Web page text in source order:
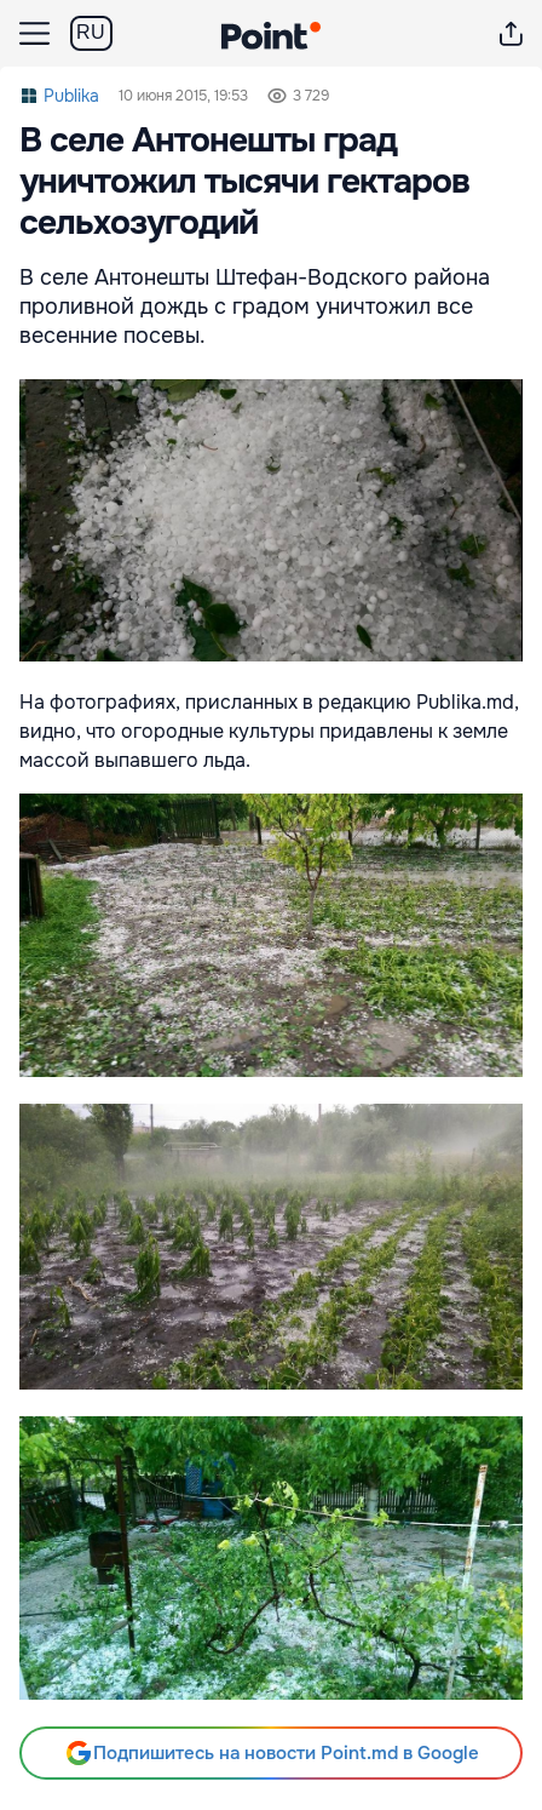
RU
Publika 10 июня 2015, 19:53 3 729
В селе Антонешты град
уничтожил тысячи гектаров
сельхозугодий
В селе Антонешты Штефан-Водского района
проливной дождь с градом уничтожил все
весенние посевы.
На фотографиях, присланных в редакцию Publika.md,
видно, что огородные культуры придавлены к земле
массой выпавшего льда.
Подпишитесь на новости Point.md в Google